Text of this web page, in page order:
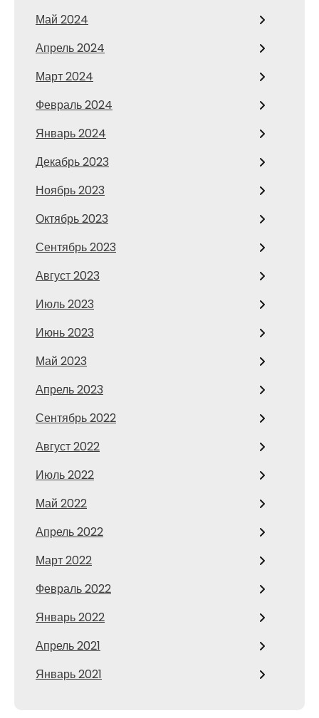
Май 2024
Апрель 2024
Март 2024
Февраль 2024
Январь 2024
Декабрь 2023
Ноябрь 2023
Октябрь 2023
Сентябрь 2023
Август 2023
Июль 2023
Июнь 2023
Май 2023
Апрель 2023
Сентябрь 2022
Август 2022
Июль 2022
Май 2022
Апрель 2022
Март 2022
Февраль 2022
Январь 2022
Апрель 2021
Январь 2021